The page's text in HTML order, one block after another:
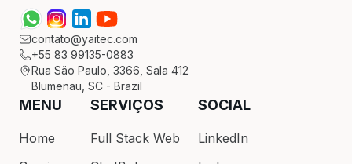
contato@yaitec.com
+55 83 99135-0883
Rua São Paulo, 3366, Sala 412
Blumenau, SC - Brazil
MENU
Home
SERVIÇOS
Full Stack Web
SOCIAL
LinkedIn